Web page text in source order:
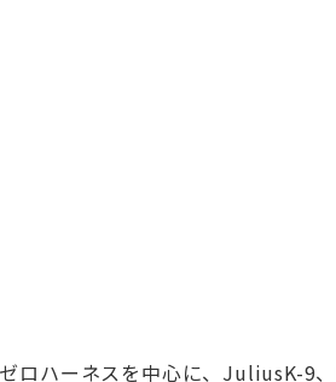
ロハーネスを中心に、JuliusK-9、